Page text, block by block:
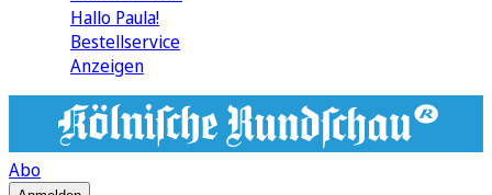
Hallo Paula!
Bestellservice
Anzeigen
Abo